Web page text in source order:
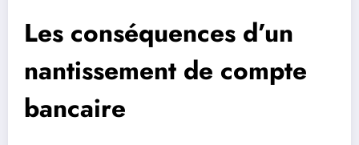
Les conséquences d’un
nantissement de compte
bancaire